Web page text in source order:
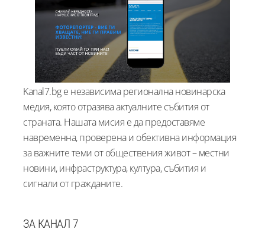
Kanal7.bg е независима регионална новинарска
медия, която отразява актуалните събития от
страната. Нашата мисия е да предоставяме
навременна, проверена и обективна информация
за важните теми от обществения живот – местни
новини, инфраструктура, култура, събития и
сигнали от гражданите.
ЗА КАНАЛ 7